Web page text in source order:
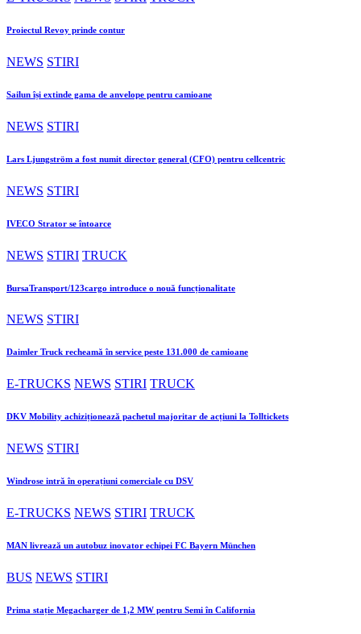
Proiectul Revoy prinde contur
NEWS STIRI
Sailun își extinde gama de anvelope pentru camioane
NEWS STIRI
Lars Ljungström a fost numit director general (CFO) pentru cellcentric
NEWS STIRI
IVECO Strator se întoarce
NEWS STIRI TRUCK
BursaTransport/123cargo introduce o nouă funcționalitate
NEWS STIRI
Daimler Truck recheamă în service peste 131.000 de camioane
E-TRUCKS NEWS STIRI TRUCK
DKV Mobility achiziționează pachetul majoritar de acțiuni la Tolltickets
NEWS STIRI
Windrose intră în operațiuni comerciale cu DSV
E-TRUCKS NEWS STIRI TRUCK
MAN livrează un autobuz inovator echipei FC Bayern München
BUS NEWS STIRI
Prima stație Megacharger de 1,2 MW pentru Semi în California